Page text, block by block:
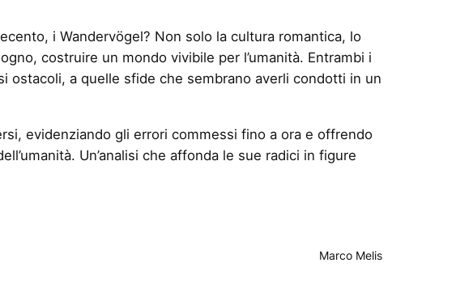
i Wandervögel? Non solo la cultura romantica, lo
costruire un mondo vivibile per l’umanità. Entrambi i
ostacoli, a quelle sfide che sembrano averli condotti in un
evidenziando gli errori commessi fino a ora e offrendo
Un’analisi che affonda le sue radici in figure
Marco Melis